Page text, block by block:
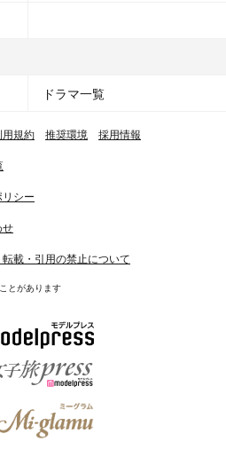
ドラマ一覧
用規約 推奨環境 採用情報
シー
せ
載・引用の禁止について
とがあります